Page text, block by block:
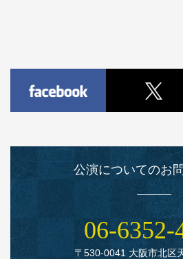
公演についてのお
〒530‑0041 大阪市北区